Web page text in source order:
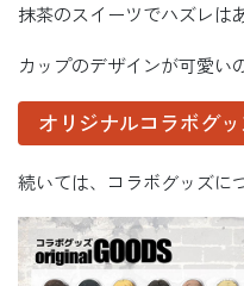
抹茶のスイーツでハズレは
カップのデザインが可愛い
オリジナルコラボグッ
続いては、コラボグッズに